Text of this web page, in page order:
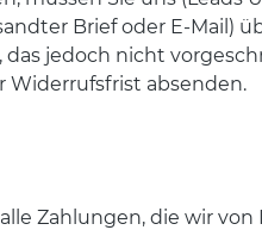
Brief oder E-Mail)
das jedoch nicht
Widerrufsfrist absenden.
Zahlungen, die wir